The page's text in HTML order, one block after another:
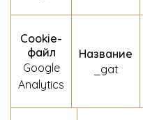
Сookie-
файл
Google
Analytics
Название
_gat